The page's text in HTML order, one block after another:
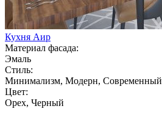
Кухня Аир
Материал фасада:
Эмаль
Стиль:
Минимализм, Модерн, Современный
Цвет:
Орех, Черный